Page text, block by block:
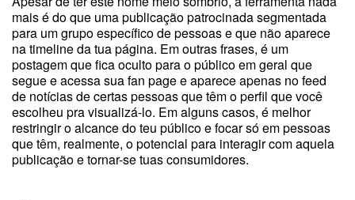
mais é do que uma publicação patrocinada segmentada
para um grupo específico de pessoas e que não aparece
na timeline da tua página. Em outras frases, é um
postagem que fica oculto para o público em geral que
segue e acessa sua fan page e aparece apenas no feed
de notícias de certas pessoas que têm o perfil que você
escolheu pra visualizá-lo. Em alguns casos, é melhor
restringir o alcance do teu público e focar só em pessoas
que têm, realmente, o potencial para interagir com aquela
publicação e tornar-se tuas consumidores.